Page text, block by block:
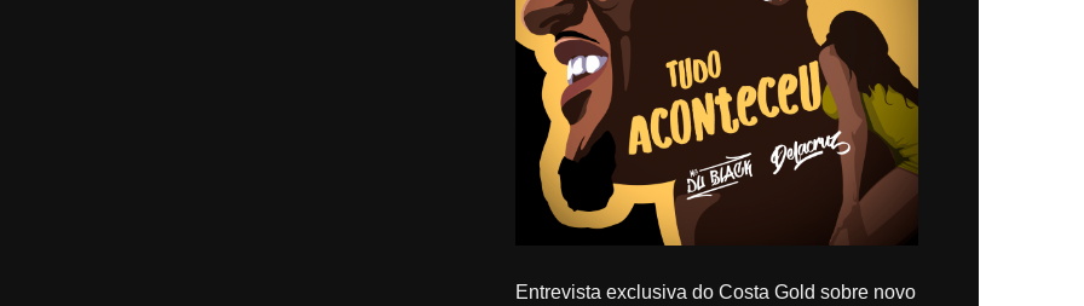
Entrevista exclusiva do Costa Gold sobre novo